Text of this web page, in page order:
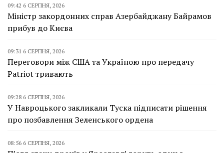
09:42 6 СЕРПНЯ, 2026
Міністр закордонних справ Азербайджану Байрамов
прибув до Києва
09:31 6 СЕРПНЯ, 2026
Переговори між США та Україною про передачу
Patriot тривають
09:28 6 СЕРПНЯ, 2026
У Навроцького закликали Туска підписати рішення
про позбавлення Зеленського ордена
08:56 6 СЕРПНЯ, 2026